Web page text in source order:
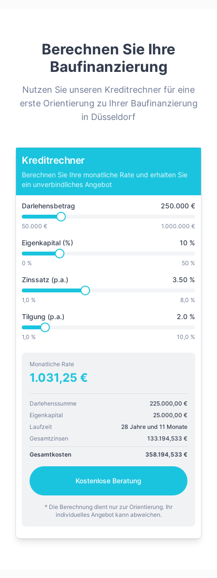
Berechnen Sie Ihre
Baufinanzierung
Nutzen Sie unseren Kreditrechner für eine
erste Orientierung zu Ihrer Baufinanzierung
in Düsseldorf
Kreditrechner
Berechnen Sie Ihre monatliche Rate und erhalten Sie
ein unverbindliches Angebot
Darlehensbetrag 250.000 €
50.000 € 1.000.000 €
Eigenkapital (%) 10 %
0 % 50 %
Zinssatz (p.a.) 3.50 %
1,0 % 8,0 %
Tilgung (p.a.) 2.0 %
1,0 % 10,0 %
Monatliche Rate
1.031,25 €
Darlehenssumme 225.000,00 €
Eigenkapital
25.000,00 €
Laufzeit
28 Jahre und 11 Monate
Gesamtzinsen
133.194,533 €
Gesamtkosten 358.194,533 €
Kostenlose Beratung
* Die Berechnung dient nur zur Orientierung. Ihr
individuelles Angebot kann abweichen.